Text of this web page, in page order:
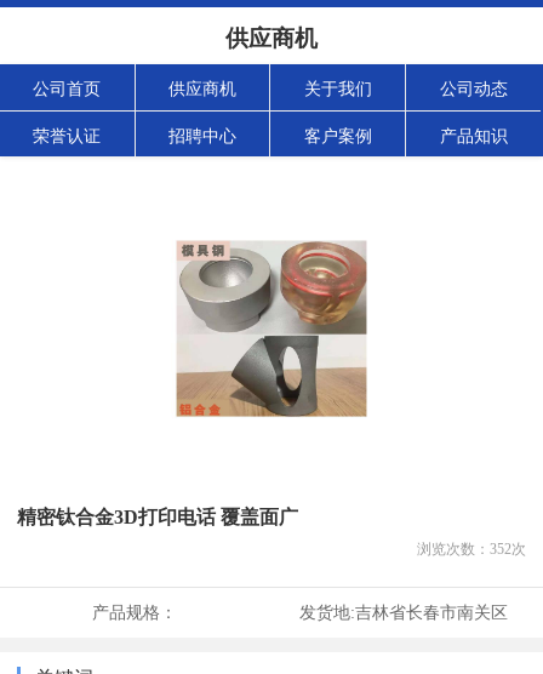
供应商机
公司首页 供应商机 关于我们 公司动态
荣誉认证 招聘中心 客户案例 产品知识
精密钛合金3D打印电话 覆盖面广
浏览次数： 352次
产品规格： 发货地:吉林省长春市南关区